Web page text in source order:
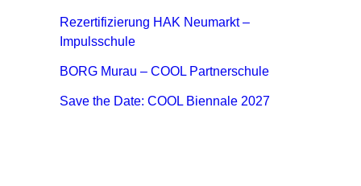
Rezertifizierung HAK Neumarkt –
Impulsschule
BORG Murau – COOL Partnerschule
Save the Date: COOL Biennale 2027